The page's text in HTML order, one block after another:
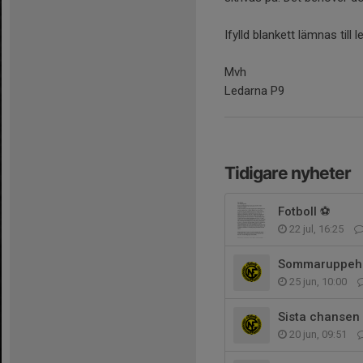
Ifylld blankett lämnas till
Mvh
Ledarna P9
Tidigare nyheter
Fotboll ⚽️
22 jul, 16:25
25 jun, 10:00
Sista chansen
20 jun, 09:51